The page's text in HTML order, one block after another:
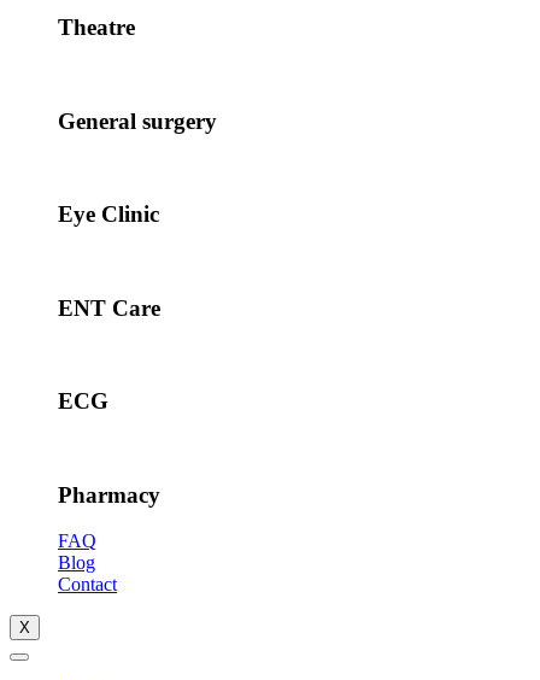
Theatre
General surgery
Eye Clinic
ENT Care
ECG
Pharmacy
FAQ
Blog
Contact
X